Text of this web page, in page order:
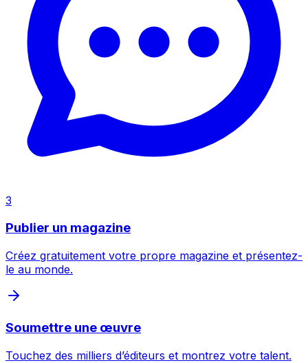
Inspecter
3
Publier un magazine
Créez gratuitement votre propre magazine et présentez-
le au monde.
Soumettre une œuvre
Touchez des milliers d’éditeurs et montrez votre talent.